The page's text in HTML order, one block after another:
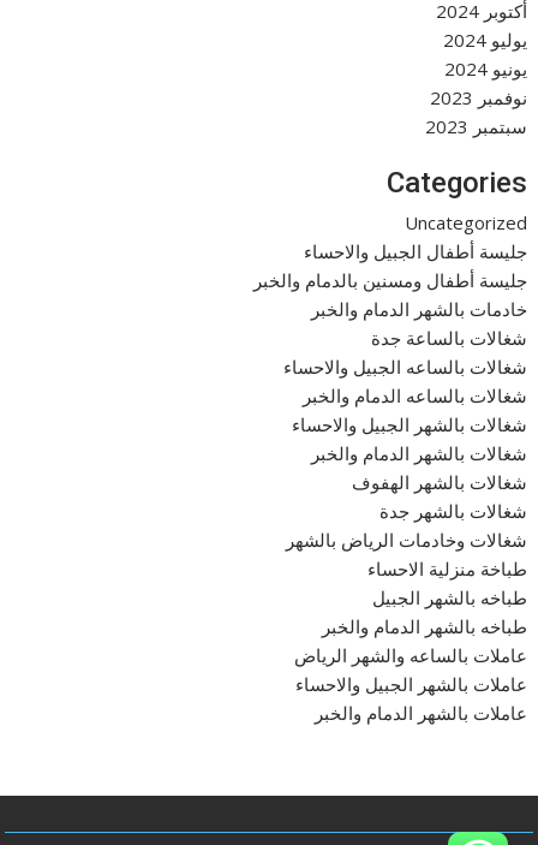
أكتوبر 2024
يوليو 2024
يونيو 2024
نوفمبر 2023
سبتمبر 2023
Categories
Uncategorized
جليسة أطفال الجبيل والاحساء
جليسة أطفال ومسنين بالدمام والخبر
خادمات بالشهر الدمام والخبر
شغالات بالساعة جدة
شغالات بالساعه الجبيل والاحساء
شغالات بالساعه الدمام والخبر
شغالات بالشهر الجبيل والاحساء
شغالات بالشهر الدمام والخبر
شغالات بالشهر الهفوف
شغالات بالشهر جدة
شغالات وخادمات الرياض بالشهر
طباخة منزلية الاحساء
طباخه بالشهر الجبيل
طباخه بالشهر الدمام والخبر
عاملات بالساعه والشهر الرياض
عاملات بالشهر الجبيل والاحساء
عاملات بالشهر الدمام والخبر